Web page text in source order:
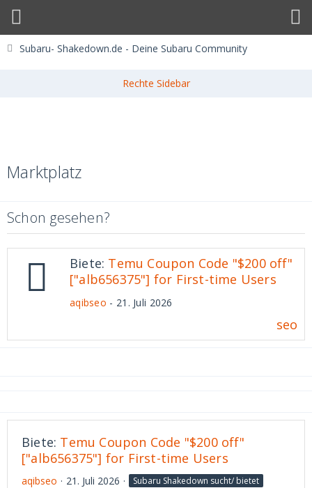
Subaru- Shakedown.de - Deine Subaru Community
Marktplatz
Schon gesehen?
Biete: Temu Coupon Code "$200 off"
["alb656375"] for First-time Users
aqibseo - 21. Juli 2026
seo
Biete: Temu Coupon Code "$200 off"
["alb656375"] for First-time Users
aqibseo 21. Juli 2026 Subaru Shakedown sucht/ bietet